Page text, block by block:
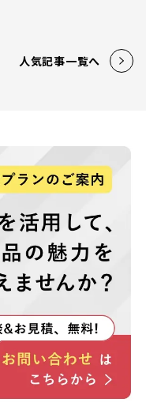
人気記事一覧へ